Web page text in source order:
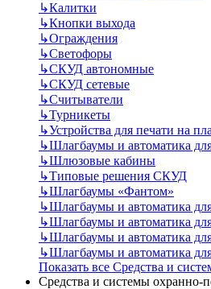
↳Калитки
↳Кнопки выхода
↳Ограждения
↳Светофоры
↳СКУД автономные
↳СКУД сетевые
↳Считыватели
↳Турникеты
↳Устройства для печати на
↳Шлагбаумы и автоматика
↳Шлюзовые кабины
↳Типовые решения СКУД
↳Шлагбаумы «Фантом»
↳Шлагбаумы и автоматика
↳Шлагбаумы и автоматика
↳Шлагбаумы и автоматика
↳Шлагбаумы и автоматика
Показать все Средства и
Средства и системы охранно-